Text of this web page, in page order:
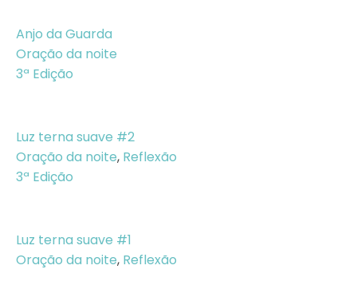
Anjo da Guarda
Oração da noite
3ª Edição
Luz terna suave #2
Oração da noite, Reflexão
3ª Edição
Luz terna suave #1
Oração da noite, Reflexão